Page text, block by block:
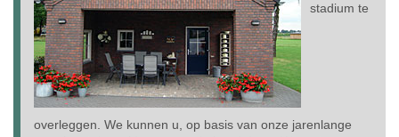
stadium te
overleggen. We kunnen u, op basis van onze jarenlange